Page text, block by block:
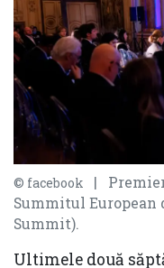
© facebook
|
Summitul European
Summit).
Ultimele două